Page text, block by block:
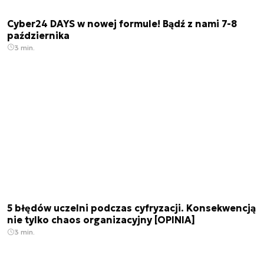
Cyber24 DAYS w nowej formule! Bądź z nami 7-8
października
3 min.
5 błędów uczelni podczas cyfryzacji. Konsekwencją
nie tylko chaos organizacyjny [OPINIA]
3 min.